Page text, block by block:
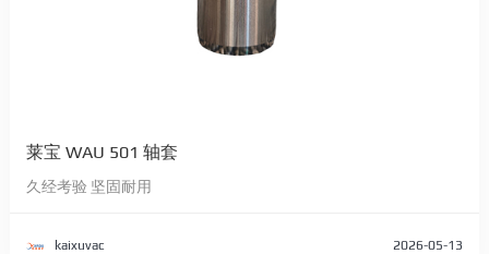
莱宝 WAU 501 轴套
久经考验 坚固耐用
kaixuvac 2026-05-13